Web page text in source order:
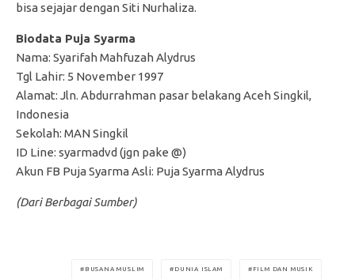
bisa sejajar dengan Siti Nurhaliza.
Biodata Puja Syarma
Nama: Syarifah Mahfuzah Alydrus
Tgl Lahir: 5 November 1997
Alamat: Jln. Abdurrahman pasar belakang Aceh Singkil,
Indonesia
Sekolah: MAN Singkil
ID Line: syarmadvd (jgn pake @)
Akun FB Puja Syarma Asli: Puja Syarma Alydrus
(Dari Berbagai Sumber)
BUSANA MUSLIM DUNIA ISLAM FILM DAN MUSIK